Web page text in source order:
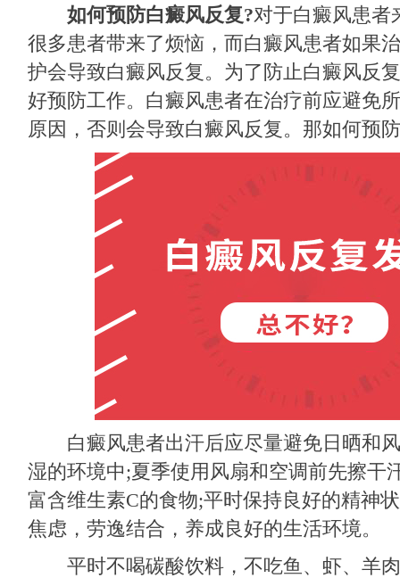
如何预防白癜风反复?对于白癜风患者
很多患者带来了烦恼，而白癜风患者如果
护会导致白癜风反复。为了防止白癜风反
好预防工作。白癜风患者在治疗前应避免
原因，否则会导致白癜风反复。那如何预
白癜风患者出汗后应尽量避免日晒和风
湿的环境中;夏季使用风扇和空调前先擦干
富含维生素C的食物;平时保持良好的精神
焦虑，劳逸结合，养成良好的生活环境。
平时不喝碳酸饮料，不吃鱼、虾、羊肉